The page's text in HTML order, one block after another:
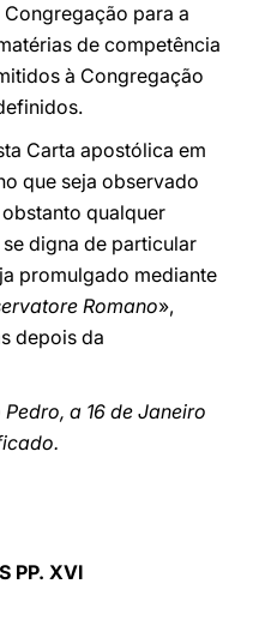
para a
de competência
à Congregação
Carta apostólica em
que seja observado
qualquer
digna de particular
promulgado mediante
Romano»,
depois da
a 16 de Janeiro
PP. XVI